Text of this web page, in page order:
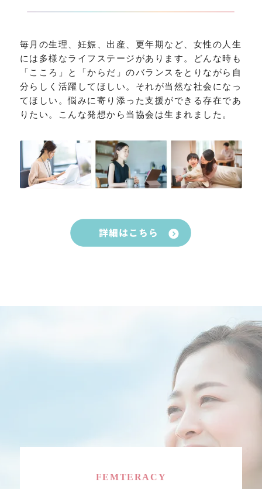
毎月の生理、妊娠、出産、更年期など、女性の人生
には多様なライフステージがあります。どんな時も
「こころ」と「からだ」のバランスをとりながら自
分らしく活躍してほしい。それが当然な社会になっ
てほしい。悩みに寄り添った支援ができる存在であ
りたい。こんな発想から当協会は生まれました。
FEMTERACY